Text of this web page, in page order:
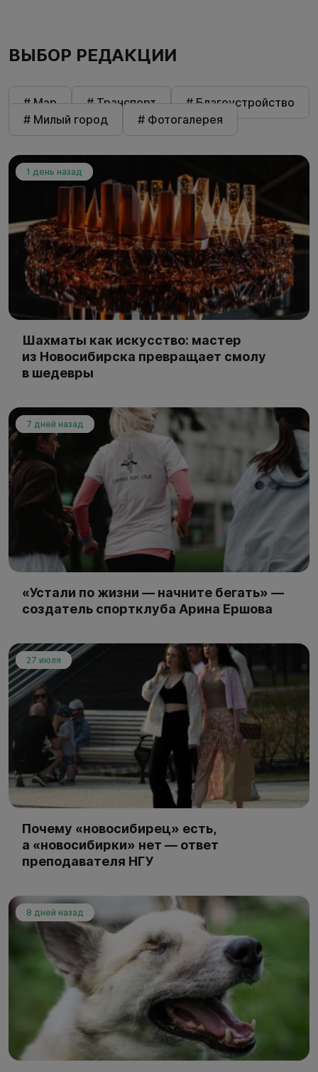
ВЫБОР РЕДАКЦИИ
# Мэр # Транспорт
# Благоустройство
# Милый город
# Фотогалерея
1 день назад
Шахматы как искусство: мастер
из Новосибирска превращает смолу
в шедевры
7 дней назад
«Устали по жизни — начните бегать» —
создатель спортклуба Арина Ершова
27 июля
Почему «новосибирец» есть,
а «новосибирки» нет — ответ
преподавателя НГУ
8 дней назад